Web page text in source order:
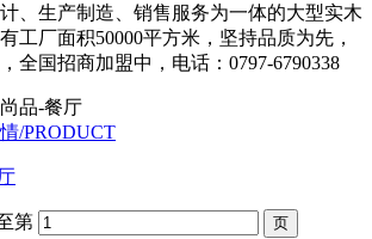
、生产制造、销售服务为一体的大型实木
工厂面积50000平方米，坚持品质为先，
全国招商加盟中，电话：0797-6790338
/PRODUCT
第